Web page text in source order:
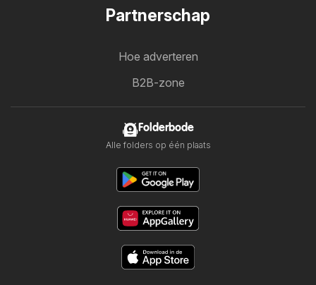
Partnerschap
Hoe adverteren
B2B-zone
Folderbode
Alle folders op één plaats